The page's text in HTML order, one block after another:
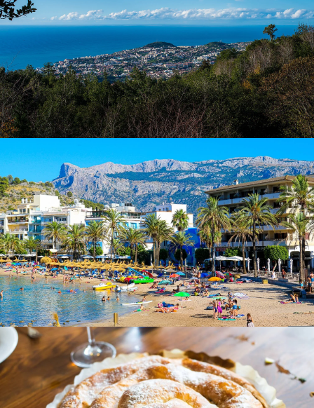
Museo:El Museo de la Catedral también es una visita
obligada.
Palacio Real de la Almudaina, una
Fortaleza Histórica
Junto a la catedral, no puedes perderte este monumento
clave que resalta la historia cultural y política de Palma.
Destacamos:
Importancia histórica:Inicialmente residencia de los
walis musulmanes durante el Califato (siglos XI-XIII),
posteriormente se convirtió en elpalacio del
monarca Jaime IIen elsiglo XIV.
Arquitectura:Un excelente ejemplo dearquitectura
gótica civil.
Característica destacada:Laescultura medieval
de bronce del ángel Gabrielen lo alto de una de sus
torres.
Uso actual:Residencia oficial de laFamilia Real
Españolaen Mallorca y sede del
Alto Mando Militar
de las Islas Baleares.
Interiores:Explora una serie de elegantes salones
góticosyrenacentistas.